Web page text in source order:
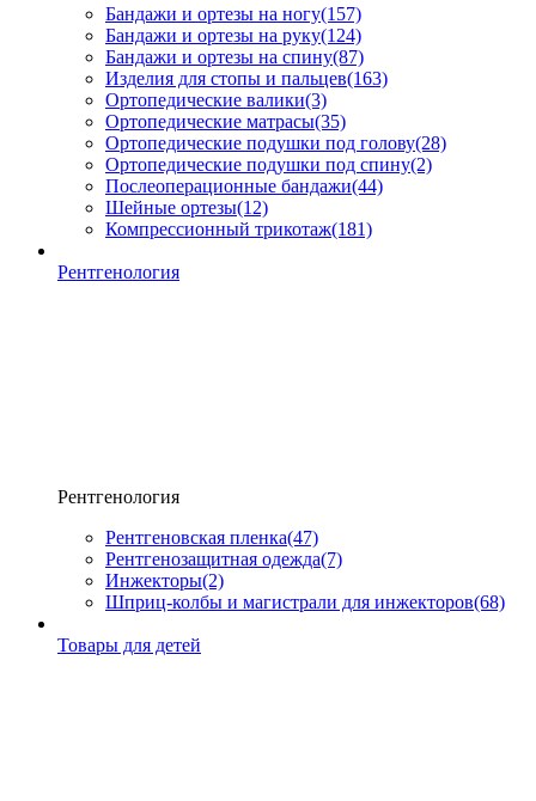
Бандажи и ортезы на ногу(157)
Бандажи и ортезы на руку(124)
Бандажи и ортезы на спину(87)
Изделия для стопы и пальцев(163)
Ортопедические валики(3)
Ортопедические матрасы(35)
Ортопедические подушки под голову(28)
Ортопедические подушки под спину(2)
Послеоперационные бандажи(44)
Шейные ортезы(12)
Компрессионный трикотаж(181)
Рентгенология
Рентгенология
Рентгеновская пленка(47)
Рентгенозащитная одежда(7)
Инжекторы(2)
Шприц-колбы и магистрали для инжекторов(68)
Товары для детей